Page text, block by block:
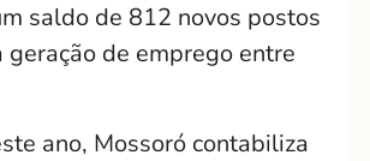
saldo de 812 novos postos
de emprego entre
ano, Mossoró contabiliza